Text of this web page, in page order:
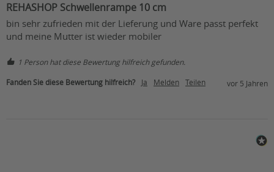
REHASHOP Schwellenrampe 10 cm
bin sehr zufrieden mit der Lieferung und Ware passt perfekt
und meine Mutter ist wieder mobiler
1 Person hat diese Bewertung hilfreich gefunden.
Fanden Sie diese Bewertung hilfreich? Ja Melden Teilen vor 5 Jahren